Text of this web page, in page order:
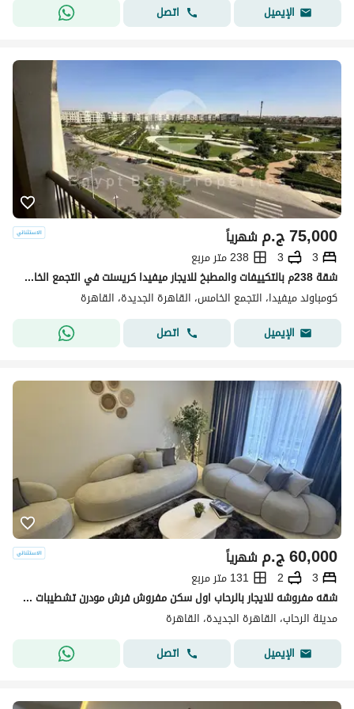
الإيميل اتصل
ج.م75,000 شهرياً
3
3
238 متر مربع
شقة 238م بالتكييفات والمطبخ للايجار ميفيدا كريسنت في التجمع الخامس Mivida
كومباوند ميفيدا، التجمع الخامس، القاهرة الجديدة، القاهرة
الإيميل
اتصل
ج.م60,000 شهرياً
3
2
131 متر مربع
شقه مفروشه للايجار بالرحاب اول سكن مفروش فرش مودرن تشطيبات خاصه بالكامل 3نوم مدد طويله ومدد قصيره مطبخ امريكان كيتشن تكييفات كامله اجهزه كامله
مدينة الرحاب، القاهرة الجديدة، القاهرة
الإيميل
اتصل